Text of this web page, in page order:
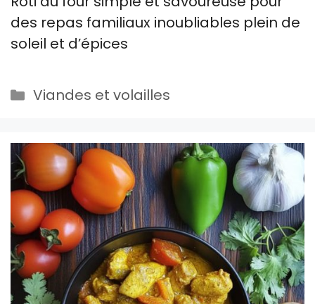
des repas familiaux inoubliables plein de
soleil et d’épices
Catégories
Viandes et volailles